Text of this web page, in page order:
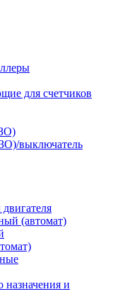
для счетчиков
выключатель
(автомат)
назначения и